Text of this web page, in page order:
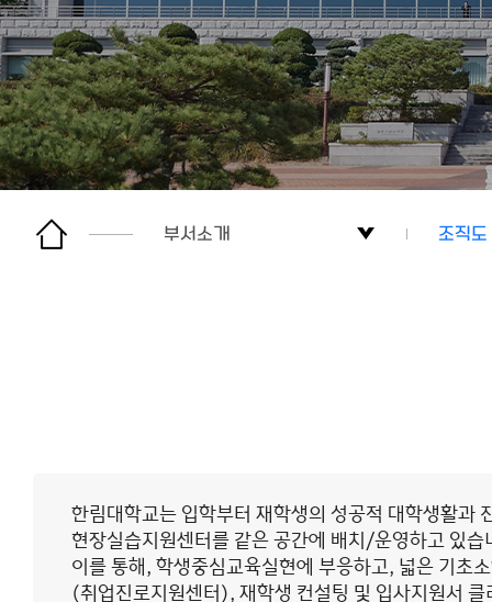
부서소개
학과(전공)별 진로취업 정보
사이트맵
조직도
찾아오
한림대학교는 입학부터 재학생의 성공적 대학생활과
현장실습지원센터를 같은 공간에 배치/운영하고 있습
이를 통해, 학생중심교육실현에 부응하고, 넓은 기초
(취업진로지원센터), 재학생 컨설팅 및 입사지원서